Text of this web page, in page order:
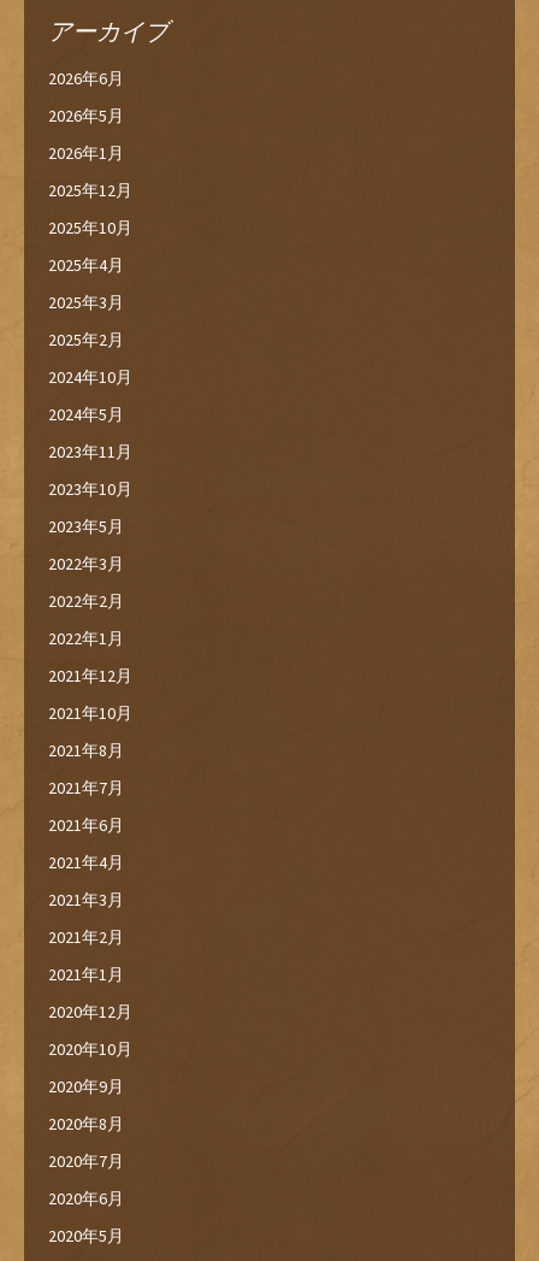
アーカイブ
2026年6月
2026年5月
2026年1月
2025年12月
2025年10月
2025年4月
2025年3月
2025年2月
2024年10月
2024年5月
2023年11月
2023年10月
2023年5月
2022年3月
2022年2月
2022年1月
2021年12月
2021年10月
2021年8月
2021年7月
2021年6月
2021年4月
2021年3月
2021年2月
2021年1月
2020年12月
2020年10月
2020年9月
2020年8月
2020年7月
2020年6月
2020年5月